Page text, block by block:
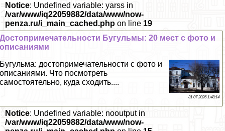
Notice: Undefined variable: yarss in
/var/www/iq22059882/data/www/now-
penza.ru/i_main_cached.php on line 19
Достопримечательности Бугульмы: 20 мест с фото и
описаниями
Бугульма: достопримечательности с фото и
описаниями. Что посмотреть
самостоятельно, куда сходить....
31 07 2026 1:48:14
Notice: Undefined variable: nooutput in
/var/www/iq22059882/data/www/now-